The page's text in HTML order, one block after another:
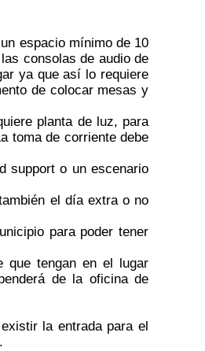
espacio mínimo de 10
consolas de audio de
ya que así lo requiere
de colocar mesas y
planta de luz, para
toma de corriente debe
support o un escenario
el día extra o no
para poder tener
que tengan en el lugar
de la oficina de
la entrada para el